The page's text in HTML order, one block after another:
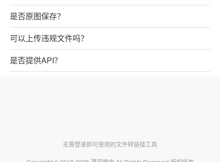
是否原图保存？
可以上传违规文件吗？
是否提供API？
无需登录即可使用的文件转链接工具